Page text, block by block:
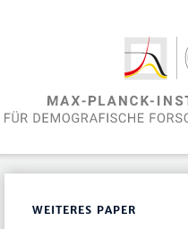
WEITERES PAPER